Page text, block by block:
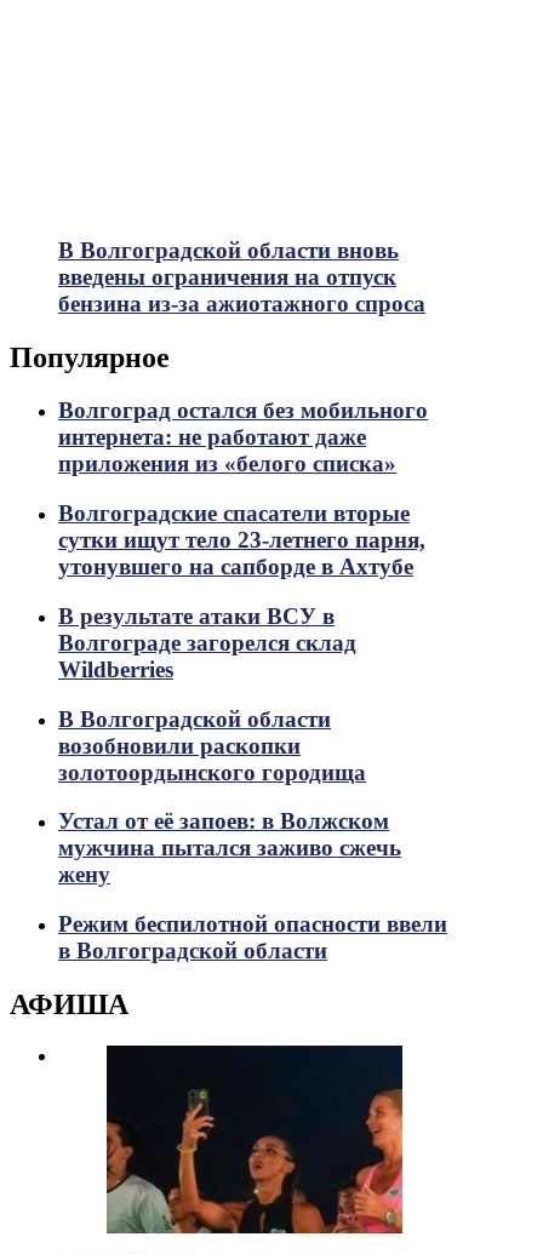
В Волгоградской области вновь
введены ограничения на отпуск
бензина из-за ажиотажного спроса
Популярное
Волгоград остался без мобильного
интернета: не работают даже
приложения из «белого списка»
Волгоградские спасатели вторые
сутки ищут тело 23-летнего парня,
утонувшего на сапборде в Ахтубе
В результате атаки ВСУ в
Волгограде загорелся склад
Wildberries
В Волгоградской области
возобновили раскопки
золотоордынского городища
Устал от её запоев: в Волжском
мужчина пытался заживо сжечь
жену
Режим беспилотной опасности ввели
в Волгоградской области
АФИША